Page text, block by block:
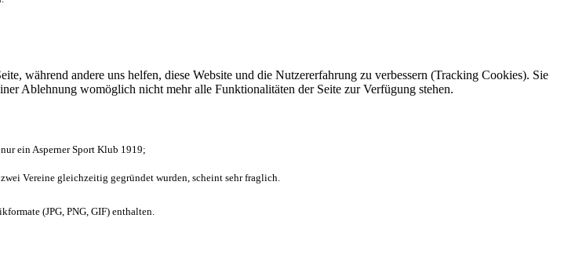
während andere uns helfen, diese Website und die Nutzererfahrung zu verbessern (Tracking Cookies). Sie
Ablehnung womöglich nicht mehr alle Funktionalitäten der Seite zur Verfügung stehen.
ein Asperner Sport Klub 1919;
Vereine gleichzeitig gegründet wurden, scheint sehr fraglich.
(JPG, PNG, GIF) enthalten.